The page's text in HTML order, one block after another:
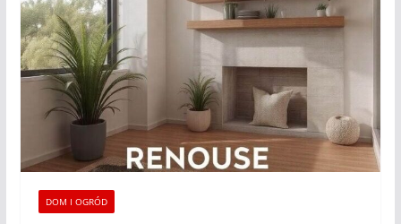
DOM I OGRÓD